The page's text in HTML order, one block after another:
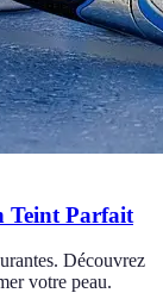
Teint Parfait
Découvrez
votre peau.